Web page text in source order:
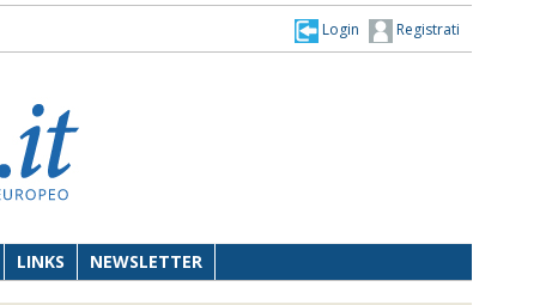
Registrati
Login
LINKS NEWSLETTER